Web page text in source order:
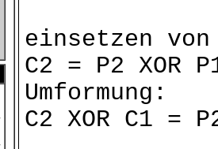
einsetzen von
C2 = P2 XOR
Umformung:
C2 XOR C1 =